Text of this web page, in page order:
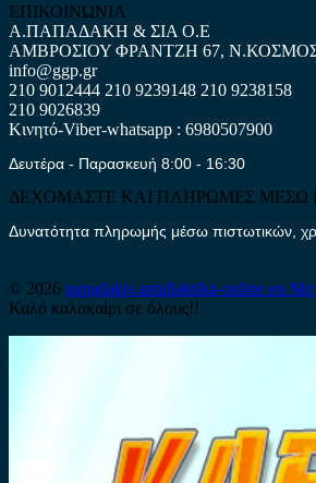
ΕΠΙΚΟΙΝΩΝΙΑ
Α.ΠΑΠΑΔΑΚΗ & ΣΙΑ Ο.Ε
ΑΜΒΡΟΣΙΟΥ ΦΡΑΝΤΖΗ 67,
info@ggp.gr
210 9012444 210 9239148 210 9238158
210 9026839
Κινητό-Viber-whatsapp : 6980507900
Δευτέρα - Παρασκευή 8:00 - 16:30
ΔΕΧΟΜΑΣΤΕ ΚΑΙ ΠΛΗΡΩΜΕΣ ΜΕΣΩ
Δυνατότητα πληρωμής μέσω πιστωτικών,
© 2026 papadakis.antallaktika-online.eu
Καλό καλοκαίρι σε όλους!!